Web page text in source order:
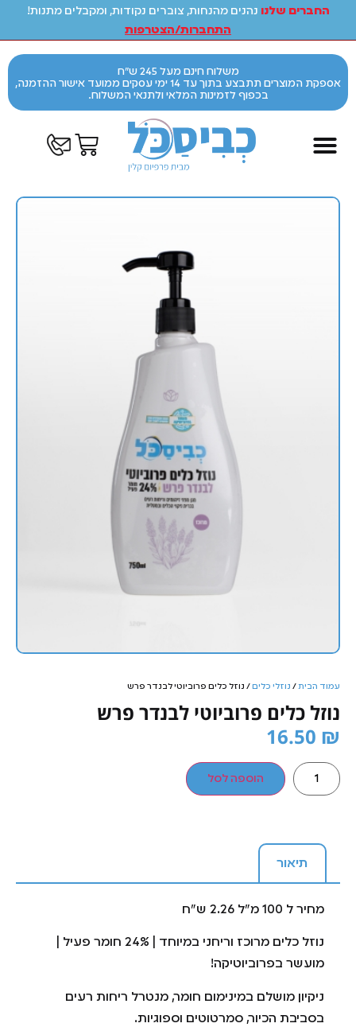
החברים שלנו נהנים מהנחות, צוברים נקודות, ומקבלים מתנות!
התחברות/הצטרפות
משלוח חינם מעל 245 ש"ח
אספקת המוצרים תתבצע בתוך עד 14 ימי עסקים ממועד אישור ההזמנה,
בכפוף לזמינות המלאי ולתנאי המשלוח.
עמוד הבית/ נוזלי כלים/ נוזל כלים פרוביוטי לבנדר פרש
נוזל כלים פרוביוטי לבנדר פרש
16.50 ₪
הוספה לסל
תיאור
מחיר ל 100 מ”ל 2.26 ש”ח
נוזל כלים מרוכז וריחני במיוחד | 24% חומר פעיל |
מועשר בפרוביוטיקה!
ניקיון מושלם במינימום חומר, מנטרל ריחות רעים
בסביבת הכיור, סמרטוטים וספוגיות.